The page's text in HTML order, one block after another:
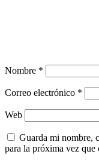
Nombre *
Correo electrónico *
Web
Guarda mi nombre,
para la próxima vez que